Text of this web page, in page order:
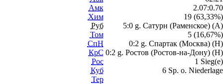
Амк
Хим
Руб
Том
СпН
КрС
Рос
Куб
Тер
2.07:0.70
19 (63,33%)
5:0 g. Сатурн (Раменское) (A)
5 (16,67%)
0:2 g. Спартак (Москва) (H)
0:2 g. Ростов (Ростов-на-Дону) (H)
1 Sieg(e)
6 Sp. o. Niederlage